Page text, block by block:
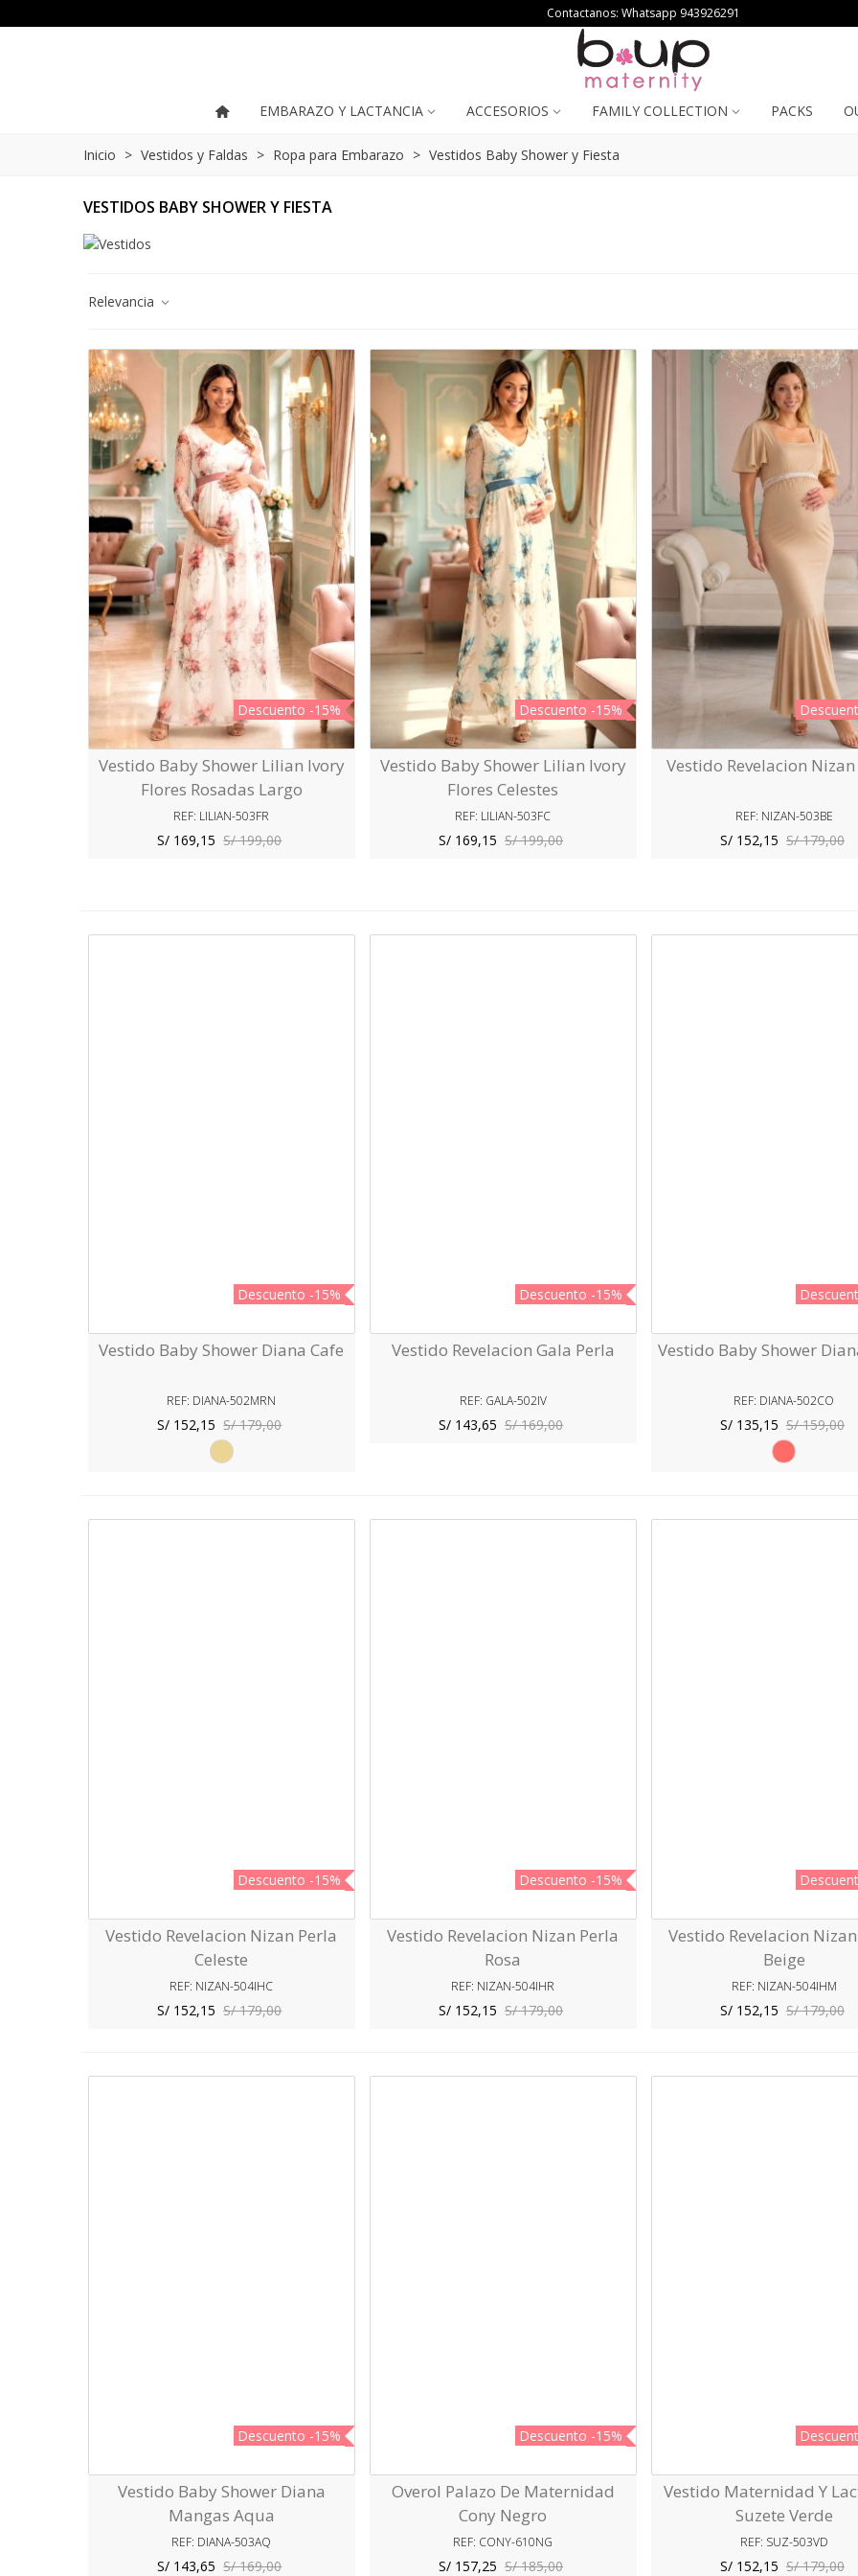
Contactanos: Whatsapp 943926291
EMBARAZO Y LACTANCIA ACCESORIOS FAMILY COLLECTION PACKS
Inicio > Vestidos y Faldas > Ropa para Embarazo > Vestidos Baby Shower y Fiesta
VESTIDOS BABY SHOWER Y FIESTA
Relevancia
Descuento -15%
Vista Rápida
Vestido Baby Shower Lilian Ivory
Flores Rosadas Largo
REF: LILIAN-503FR
S/ 169,15 S/ 199,00
Descuento -15%
Vista Rápida
Vestido Baby Shower Lilian Ivory
Flores Celestes
REF: LILIAN-503FC
S/ 169,15 S/ 199,00
Vista Rápida
Vestido Revelacion
REF: NIZAN-503BE
S/ 152,15 S/ 179,00
Descuento -15%
Vista Rápida
Vestido Baby Shower Diana Cafe
REF: DIANA-502MRN
S/ 152,15 S/ 179,00
Beige
Descuento -15%
Vista Rápida
Vestido Revelacion Gala Perla
REF: GALA-502IV
S/ 143,65 S/ 169,00
Vista Rápida
Vestido Baby Shower
REF: DIANA-502CO
S/ 135,15 S/ 159,00
Coral
Descuento -15%
Vista Rápida
Vestido Revelacion Nizan Perla
Celeste
REF: NIZAN-504IHC
S/ 152,15 S/ 179,00
Descuento -15%
Vista Rápida
Vestido Revelacion Nizan Perla
Rosa
REF: NIZAN-504IHR
S/ 152,15 S/ 179,00
Vista Rápida
Vestido Revelacion
Beige
REF: NIZAN-504IHM
S/ 152,15 S/ 179,00
Descuento -15%
Vista Rápida
Vestido Baby Shower Diana
Mangas Aqua
REF: DIANA-503AQ
S/ 143,65 S/ 169,00
Descuento -15%
Vista Rápida
Overol Palazo De Maternidad
Cony Negro
REF: CONY-610NG
S/ 157,25 S/ 185,00
Vista Rápida
Vestido Maternidad Y
Suzete Verde
REF: SUZ-503VD
S/ 152,15 S/ 179,00